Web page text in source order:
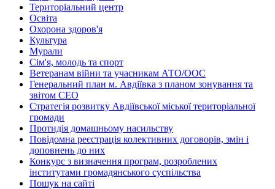
Територіальний центр
Освіта
Охорона здоров'я
Культура
Мурали
Сім'я, молодь та спорт
Ветеранам війни та учасникам АТО/ООС
Генеральний план м. Авдіївка з планом зонування та
звітом СЕО
Стратегія розвитку Авдіївської міської територіальної
громади
Протидія домашньому насильству
Повідомна реєстрація колективних договорів, змін і
доповнень до них
Конкурс з визначення програм, розроблених
інститутами громадянського суспільства
Пошук на сайті